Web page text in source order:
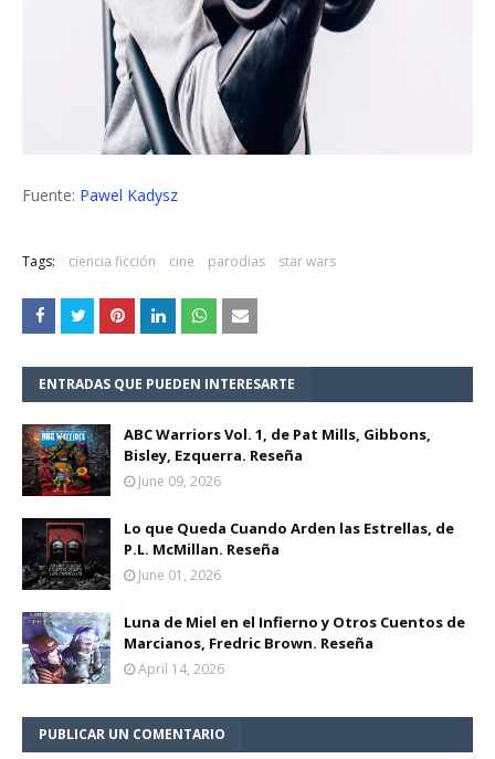
Fuente: Pawel Kadysz
Tags: ciencia ficción cine parodias star wars
ENTRADAS QUE PUEDEN INTERESARTE
ABC Warriors Vol. 1, de Pat Mills, Gibbons,
Bisley, Ezquerra. Reseña
June 09, 2026
Lo que Queda Cuando Arden las Estrellas, de
P.L. McMillan. Reseña
June 01, 2026
Luna de Miel en el Infierno y Otros Cuentos de
Marcianos, Fredric Brown. Reseña
April 14, 2026
PUBLICAR UN COMENTARIO